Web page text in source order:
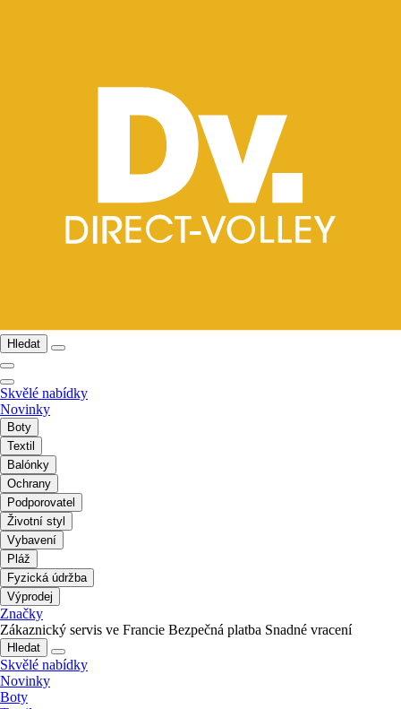
Hledat
Skvělé nabídky
Novinky
Boty
Textil
Balónky
Ochrany
Podporovatel
Životní styl
Vybavení
Pláž
Fyzická údržba
Výprodej
Značky
Zákaznický servis ve Francie Bezpečná platba Snadné vracení
Hledat
Skvělé nabídky
Novinky
Boty